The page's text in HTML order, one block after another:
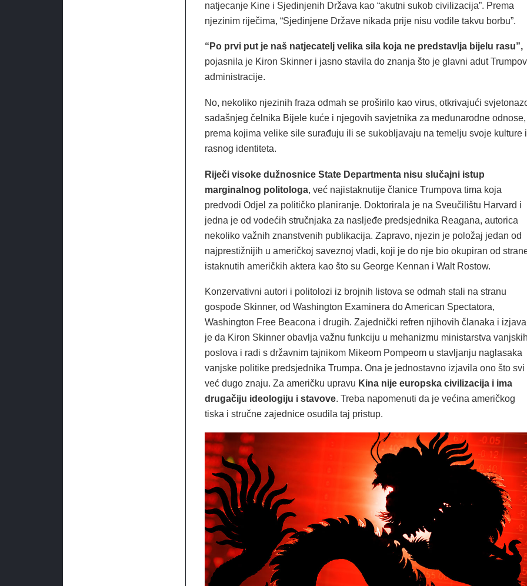
natjecanje Kine i Sjedinjenih Država kao “akutni sukob civilizacija”. Prema
njezinim riječima, “Sjedinjene Države nikada prije nisu vodile takvu borbu”.
“Po prvi put je naš natjecatelj velika sila koja ne predstavlja bijelu rasu”,
pojasnila je Kiron Skinner i jasno stavila do znanja što je glavni adut
administracije.
No, nekoliko njezinih fraza odmah se proširilo kao virus, otkrivajući
sadašnjeg čelnika Bijele kuće i njegovih savjetnika za međunarodne odnose,
prema kojima velike sile surađuju ili se sukobljavaju na temelju svoje kulture i
rasnog identiteta.
Riječi visoke dužnosnice State Departmenta nisu slučajni istup
marginalnog politologa, već najistaknutije članice Trumpova tima koja
predvodi Odjel za političko planiranje. Doktorirala je na Sveučilištu Harvard i
jedna je od vodećih stručnjaka za nasljeđe predsjednika Reagana, autorica
nekoliko važnih znanstvenih publikacija. Zapravo, njezin je položaj jedan od
najprestižnijih u američkoj saveznoj vladi, koji je do nje bio okupiran od
istaknutih američkih aktera kao što su George Kennan i Walt Rostow.
Konzervativni autori i politolozi iz brojnih listova se odmah stali na stranu
gospođe Skinner, od Washington Examinera do American Spectatora,
Washington Free Beacona i drugih. Zajednički refren njihovih članaka i izjava
je da Kiron Skinner obavlja važnu funkciju u mehanizmu ministarstva
poslova i radi s državnim tajnikom Mikeom Pompeom u stavljanju naglasaka
vanjske politike predsjednika Trumpa. Ona je jednostavno izjavila ono što svi
već dugo znaju. Za američku upravu Kina nije europska civilizacija i ima
drugačiju ideologiju i stavove. Treba napomenuti da je većina američkog
tiska i stručne zajednice osudila taj pristup.